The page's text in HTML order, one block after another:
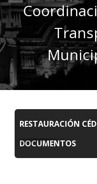
RESTAURACIÓN
DOCUMENTOS